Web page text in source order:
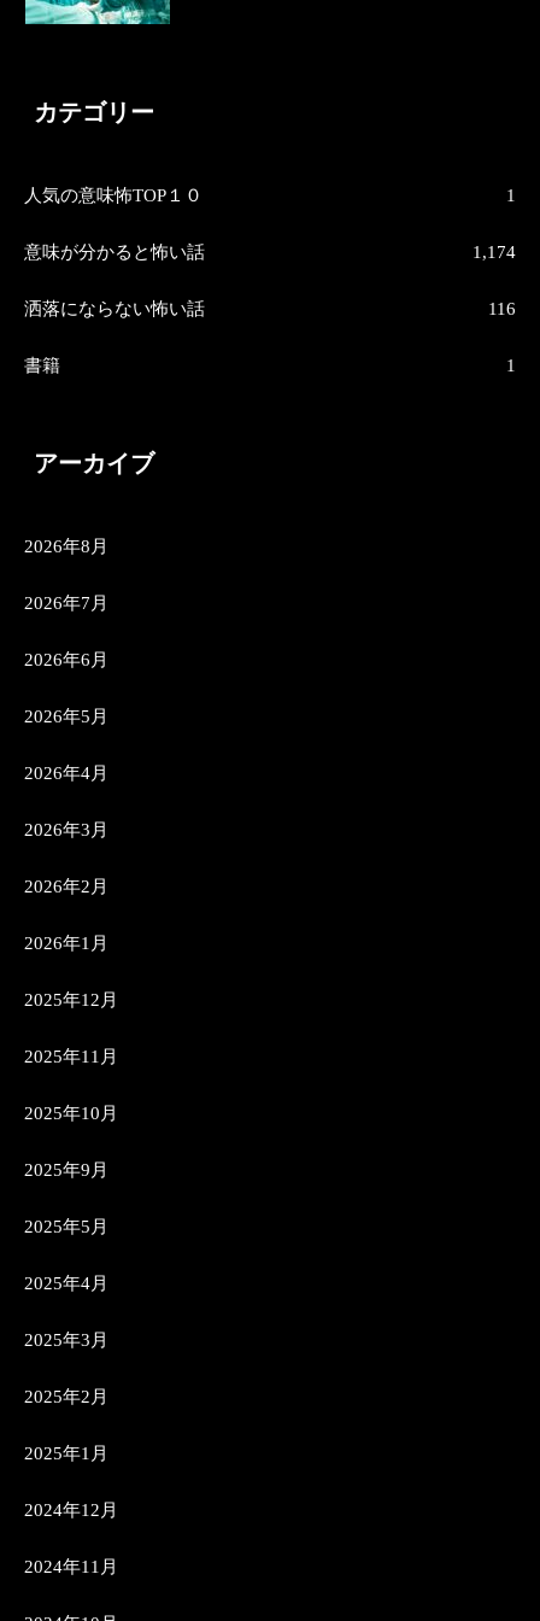
カテゴリー
人気の意味怖TOP１０ 1
意味が分かると怖い話 1,174
洒落にならない怖い話 116
書籍 1
アーカイブ
2026年8月
2026年7月
2026年6月
2026年5月
2026年4月
2026年3月
2026年2月
2026年1月
2025年12月
2025年11月
2025年10月
2025年9月
2025年5月
2025年4月
2025年3月
2025年2月
2025年1月
2024年12月
2024年11月